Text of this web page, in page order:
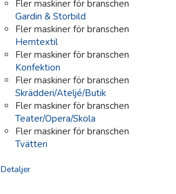
Fler maskiner för branschen
Gardin & Storbild
Fler maskiner för branschen
Hemtextil
Fler maskiner för branschen
Konfektion
Fler maskiner för branschen
Skrädderi/Ateljé/Butik
Fler maskiner för branschen
Teater/Opera/Skola
Fler maskiner för branschen
Tvätteri
Detaljer